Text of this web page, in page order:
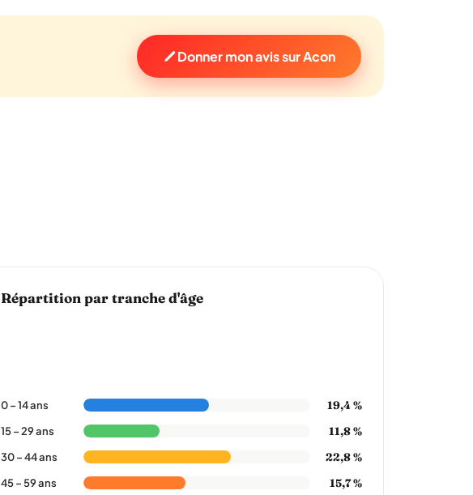
Donner mon avis sur Acon
Répartition par tranche d'âge
0 – 14 ans 19,4 %
15 – 29 ans 11,8 %
30 – 44 ans 22,8 %
45 – 59 ans 15,7 %